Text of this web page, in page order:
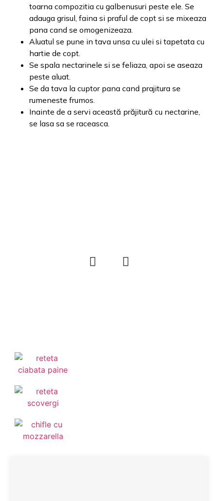
toarna compozitia cu galbenusuri peste ele. Se
adauga grisul, faina si praful de copt si se mixeaza
pana cand se omogenizeaza.
Aluatul se pune in tava unsa cu ulei si tapetata cu
hartie de copt.
Se spala nectarinele si se feliaza, apoi se aseaza
peste aluat.
Se da tava la cuptor pana cand prajitura se
rumeneste frumos.
Inainte de a servi această prăjitură cu nectarine,
se lasa sa se raceasca.